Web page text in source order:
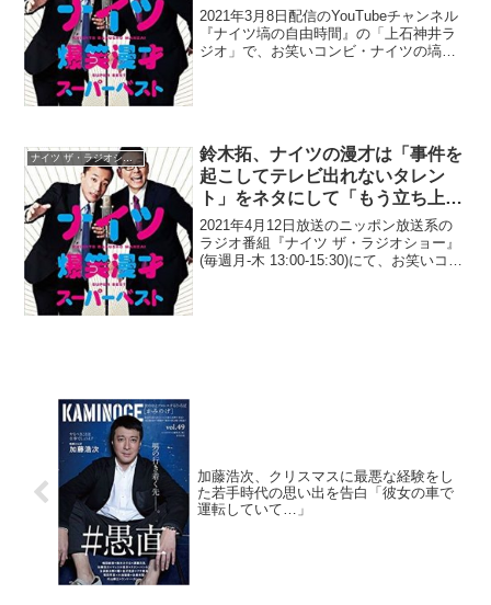
ンプリ決勝にネタとしてぶつけて
いたことが素晴らしいと賞賛
2021年3月8日配信のYouTubeチャンネル
『ナイツ塙の自由時間』の「上石神井ラ
ジオ」で、お笑いコンビ・ナイツの塙宣
ナイツ ザ・ラジオショー
鈴木拓、ナイツの漫才は「事件を
起こしてテレビ出れないタレン
ト」をネタにして「もう立ち上が
れない奴を、さらに上からぶん殴
ってる」状態であると発言
2021年4月12日放送のニッポン放送系の
ラジオ番組『ナイツ ザ・ラジオショー』
(毎週月-木 13:00-15:30)にて、お笑いコン
加藤浩次、クリスマスに最悪な経験をし
た若手時代の思い出を告白「彼女の車で
運転していて…」